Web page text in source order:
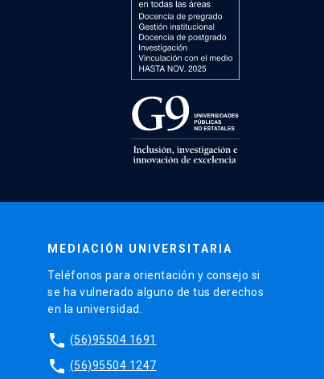
MEDIACIÓN UNIVERSITARIA
Teléfonos para orientación y consejo si
se ha vulnerado alguno de tus derechos
en la universidad.
phone (56)95504 1691
phone (56)95504 1247